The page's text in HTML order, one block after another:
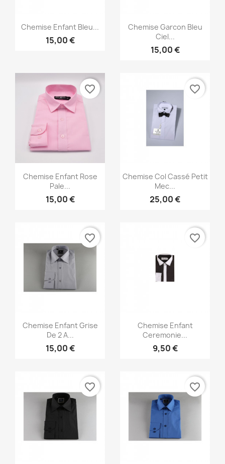
Aperçu rapide
Chemise Enfant Bleu...
15,00 €
Aperçu rapide
Chemise Garcon Bleu
Ciel...
15,00 €
Aperçu rapide
Chemise Enfant Rose
Pale...
15,00 €
favorite_border
Aperçu rapide
Chemise Col Cassé Petit
Mec...
25,00 €
favorite_border
Aperçu rapide
Chemise Enfant Grise
De 2 A...
15,00 €
favorite_border
Aperçu rapide
Chemise Enfant
Ceremonie...
9,50 €
favorite_border
favorite_border favorite_border
Créer une liste d'envies ×
Nom de la liste d'envies
Annuler Créer une liste d'envies